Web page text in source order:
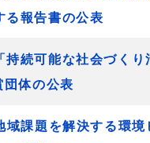
る報告書の公表
持続可能な社会づくり
体の公表
域課題を解決する環境